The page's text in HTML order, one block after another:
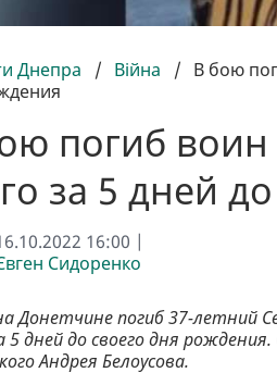
Днепра / Війна / В бою
погиб воин
за 5 дней
16:00 |
Сидоренко
Донетчине погиб 37-летний
5 дней до своего дня
Андрея Белоусова.